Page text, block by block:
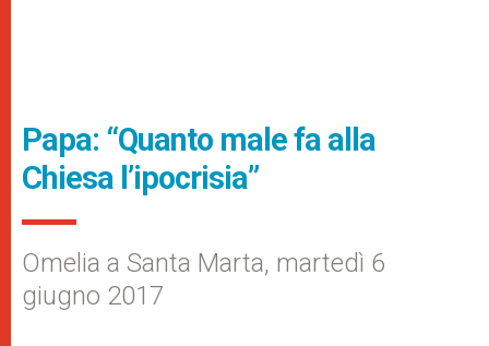
Papa: “Quanto male fa alla
Chiesa l’ipocrisia”
Omelia a Santa Marta, martedì 6
giugno 2017